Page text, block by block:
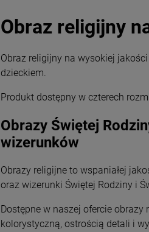
- Jezu Ufam Tobie
Obraz religijny
Obraz religijny na wysokiej
dzieckiem.
Produkt dostępny w czterech
Obrazy Świętej
wizerunków
Obrazy religijne to wspaniałej
oraz wizerunki Świętej Rodziny i
Dostępne w naszej ofercie
kolorystyczną, ostrością detali i